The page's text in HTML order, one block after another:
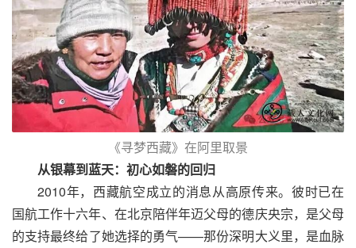
《寻梦西藏》在阿里取景
从银幕到蓝天：初心如磐的回归
2010年，西藏航空成立的消息从高原传来。彼时已在
国航工作十六年、在北京陪伴年迈父母的德庆央宗，是父母
的支持最终给了她选择的勇气——那份深明大义里，是血脉